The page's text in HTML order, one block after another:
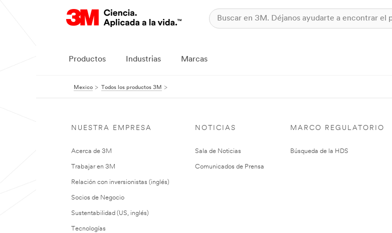
Productos Industrias Marcas
Mexico Todos los productos 3M
NUESTRA EMPRESA
Acerca de 3M
Trabajar en 3M
Relación con inversionistas (inglés)
Socios de Negocio
Sustentabilidad (US, inglés)
Tecnologías
NOTICIAS
Sala de Noticias
Comunicados de Prensa
MARCO REGULATORIO
Búsqueda de la HDS